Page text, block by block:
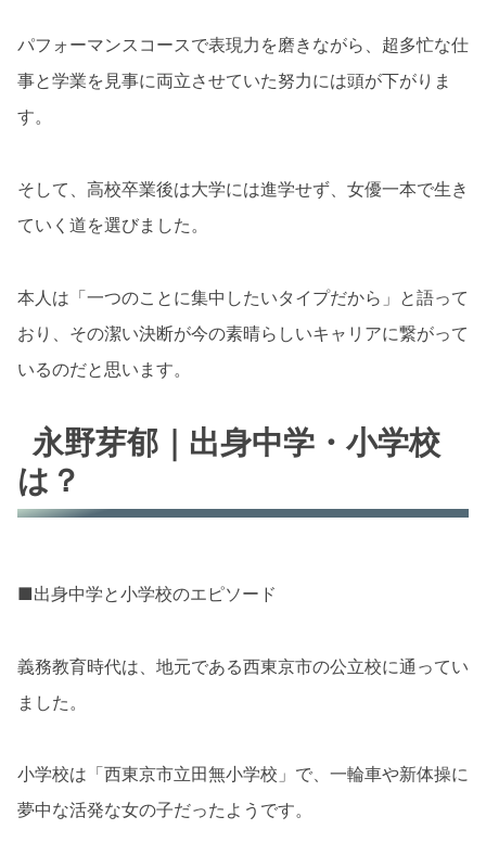
パフォーマンスコースで表現力を磨きながら、超多忙な仕
事と学業を見事に両立させていた努力には頭が下がりま
す。
そして、高校卒業後は大学には進学せず、女優一本で生き
ていく道を選びました。
本人は「一つのことに集中したいタイプだから」と語って
おり、その潔い決断が今の素晴らしいキャリアに繋がって
いるのだと思います。
永野芽郁｜出身中学・小学校
は？
■出身中学と小学校のエピソード
義務教育時代は、地元である西東京市の公立校に通ってい
ました。
小学校は「西東京市立田無小学校」で、一輪車や新体操に
夢中な活発な女の子だったようです。